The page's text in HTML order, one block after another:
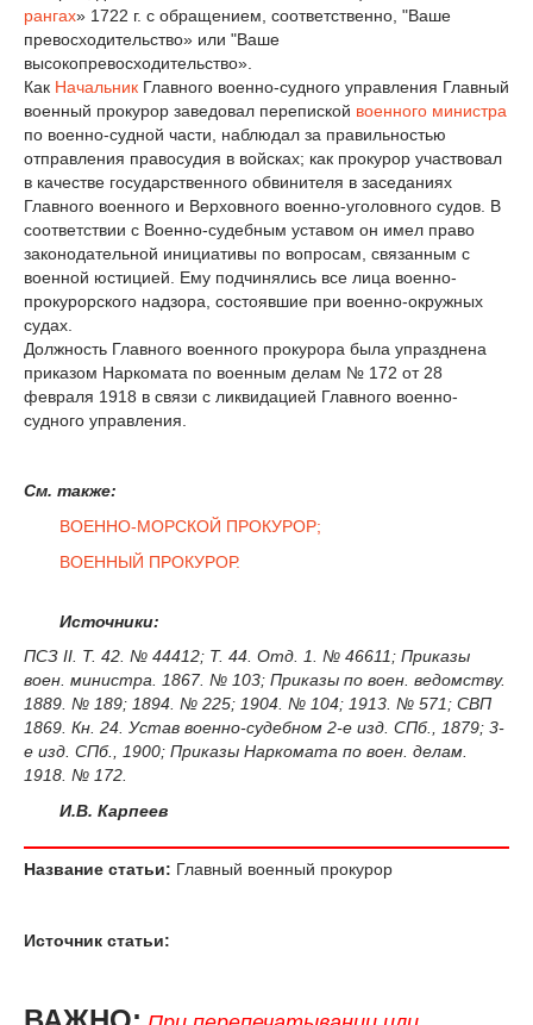
рангах» 1722 г. с обращением, соответственно, "Ваше
превосходительство» или "Ваше
высокопревосходительство».
Как Начальник Главного военно-судного управления Главный
военный прокурор заведовал перепиской военного министра
по военно-судной части, наблюдал за правильностью
отправления правосудия в войсках; как прокурор участвовал
в качестве государственного обвинителя в заседаниях
Главного военного и Верховного военно-уголовного судов. В
соответствии с Военно-судебным уставом он имел право
законодательной инициативы по вопросам, связанным с
военной юстицией. Ему подчинялись все лица военно-
прокурорского надзора, состоявшие при военно-окружных
судах.
Должность Главного военного прокурора была упразднена
приказом Наркомата по военным делам № 172 от 28
февраля 1918 в связи с ликвидацией Главного военно-
судного управления.
См. также:
ВОЕННО-МОРСКОЙ ПРОКУРОР;
ВОЕННЫЙ ПРОКУРОР.
Источники:
ПСЗ II. Т. 42. № 44412; Т. 44. Отд. 1. № 46611; Приказы
воен. министра. 1867. № 103; Приказы по воен. ведомству.
1889. № 189; 1894. № 225; 1904. № 104; 1913. № 571; СВП
1869. Кн. 24. Устав военно-судебном 2-е изд. СПб., 1879; 3-
е изд. СПб., 1900; Приказы Наркомата по воен. делам.
1918. № 172.
И.В. Карпеев
Название статьи: Главный военный прокурор
Источник статьи: